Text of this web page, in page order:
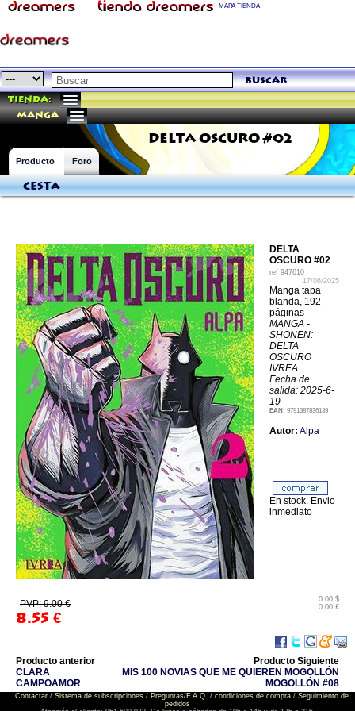
MAPA TIENDA
buscar
Tienda:
manga
DELTA OSCURO #02
Producto Foro
Cesta
DELTA
OSCURO #02
ref 947610
17/06/2025
Manga tapa
blanda, 192
páginas
MANGA -
SHONEN:
DELTA
OSCURO
IVREA
Fecha de
salida: 2025-6-
19
EAN: 9791387836139
Autor: Alpa
PVP: 9.00 €
8.55 €
0.00 $
0.00 £
En stock. Envio
inmediato
Producto anterior
CLARA
CAMPOAMOR
Producto Siguiente
MIS 100 NOVIAS QUE ME QUIEREN MOGOLLÓN
MOGOLLÓN #08
Contactar/ Sistema de subscripciones/ Preguntas/F.A.Q. / condiciones de compra/ Seguimiento de
pedidos